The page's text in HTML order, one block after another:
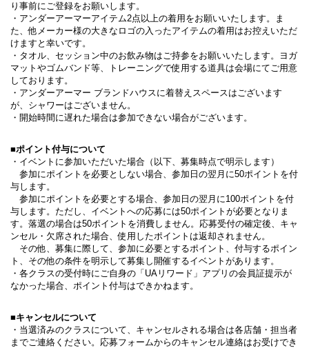
り事前にご登録をお願いします。
・アンダーアーマーアイテム2点以上の着用をお願いいたします。ま
た、他メーカー様の大きなロゴの入ったアイテムの着用はお控えいただ
けますと幸いです。
・タオル、セッション中のお飲み物はご持参をお願いいたします。ヨガ
マットやゴムバンド等、トレーニングで使用する道具は会場にてご用意
しております。
・アンダーアーマー ブランドハウスに着替えスペースはございます
が、シャワーはございません。
・開始時間に遅れた場合は参加できない場合がございます。
■ポイント付与について
・イベントに参加いただいた場合（以下、募集時点で明示します）
参加にポイントを必要としない場合、参加日の翌月に50ポイントを付
与します。
参加にポイントを必要とする場合、参加日の翌月に100ポイントを付
与します。ただし、イベントへの応募には50ポイントが必要となりま
す。落選の場合は50ポイントを消費しません。応募受付の確定後、キャ
ンセル・欠席された場合、使用したポイントは返却されません。
その他、募集に際して、参加に必要とするポイント、付与するポイン
ト、その他の条件を明示して募集し開催するイベントがあります。
・各クラスの受付時にご自身の「UAリワード」アプリの会員証提示が
なかった場合、ポイント付与はできかねます。
■キャンセルについて
・当選済みのクラスについて、キャンセルされる場合は各店舗・担当者
までご連絡ください。応募フォームからのキャンセル連絡はお受けでき